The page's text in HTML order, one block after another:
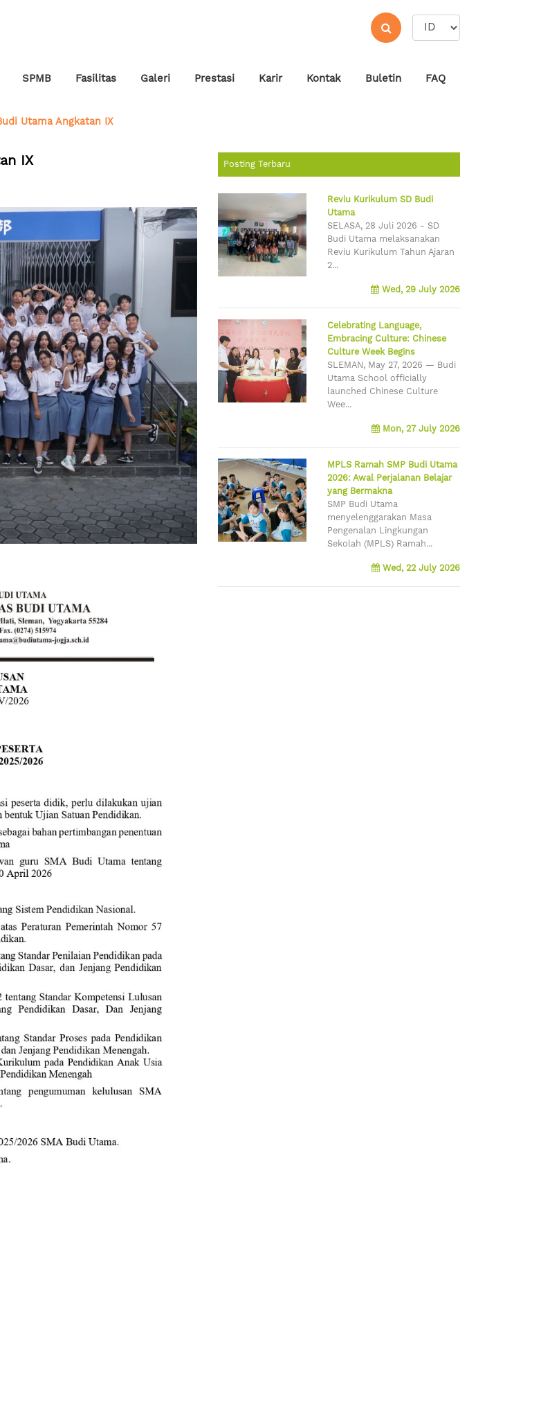
SPMB Fasilitas Galeri Prestasi Karir Kontak Buletin FAQ
Utama Angkatan IX
IX Posting Terbaru
Reviu Kurikulum SD Budi
Utama
SELASA, 28 Juli 2026 - SD
Budi Utama melaksanakan
Reviu Kurikulum Tahun Ajaran
2...
Wed, 29 July 2026
Celebrating Language,
Embracing Culture: Chinese
Culture Week Begins
SLEMAN, May 27, 2026 — Budi
Utama School officially
launched Chinese Culture
Wee...
Mon, 27 July 2026
MPLS Ramah SMP Budi Utama
2026: Awal Perjalanan Belajar
yang Bermakna
SMP Budi Utama
menyelenggarakan Masa
Pengenalan Lingkungan
Sekolah (MPLS) Ramah...
Wed, 22 July 2026